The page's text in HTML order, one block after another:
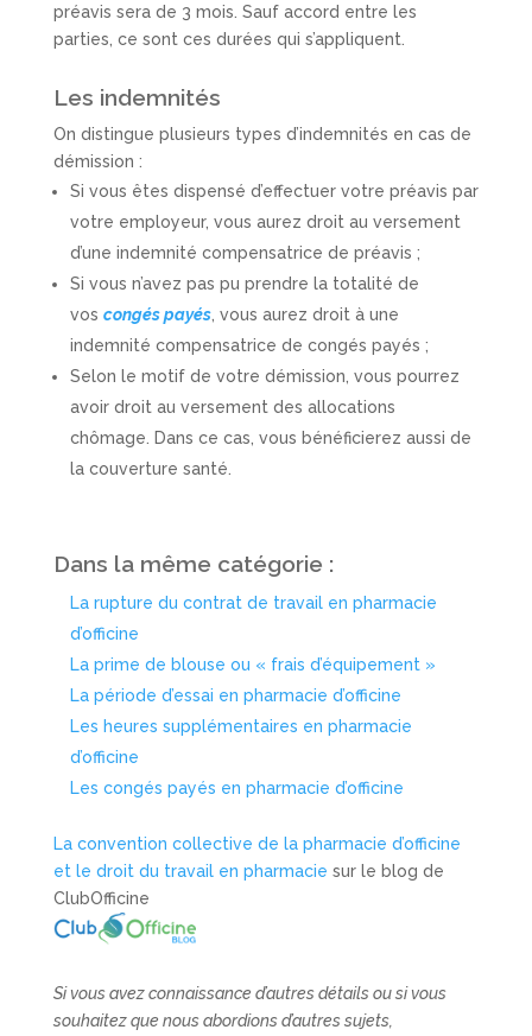
préavis sera de 3 mois. Sauf accord entre les
parties, ce sont ces durées qui s’appliquent.
Les indemnités
On distingue plusieurs types d’indemnités en cas de
démission :
Si vous êtes dispensé d’effectuer votre préavis par
votre employeur, vous aurez droit au versement
d’une indemnité compensatrice de préavis ;
Si vous n’avez pas pu prendre la totalité de
vos congés payés, vous aurez droit à une
indemnité compensatrice de congés payés ;
Selon le motif de votre démission, vous pourrez
avoir droit au versement des allocations
chômage. Dans ce cas, vous bénéficierez aussi de
la couverture santé.
Dans la même catégorie :
La rupture du contrat de travail en pharmacie
d’officine
La prime de blouse ou « frais d’équipement »
La période d’essai en pharmacie d’officine
Les heures supplémentaires en pharmacie
d’officine
Les congés payés en pharmacie d’officine
La convention collective de la pharmacie d’officine
et le droit du travail en pharmacie sur le blog de
ClubOfficine
Si vous avez connaissance d’autres détails ou si vous
souhaitez que nous abordions d’autres sujets,